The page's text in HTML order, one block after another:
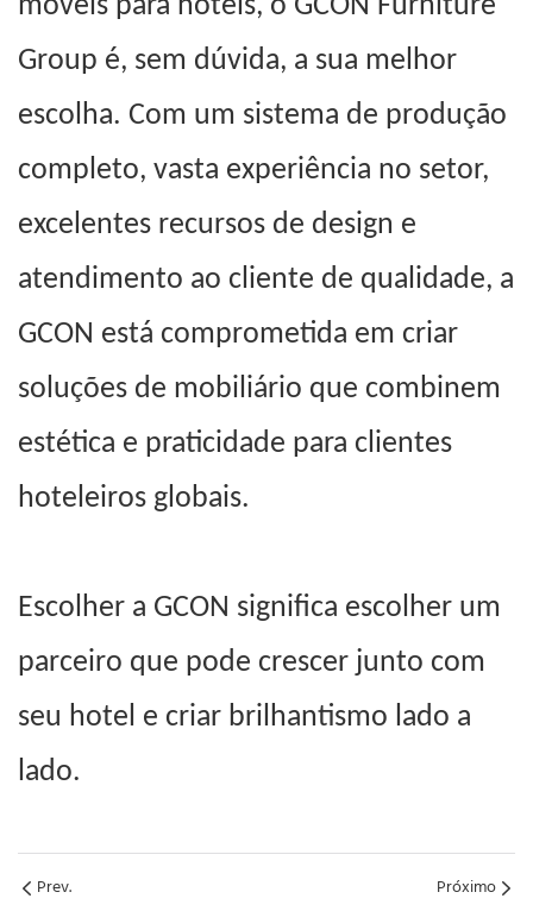
Group é, sem dúvida, a sua melhor
escolha. Com um sistema de produção
completo, vasta experiência no setor,
excelentes recursos de design e
atendimento ao cliente de qualidade, a
GCON está comprometida em criar
soluções de mobiliário que combinem
estética e praticidade para clientes
hoteleiros globais.
Escolher a GCON significa escolher um
parceiro que pode crescer junto com
seu hotel e criar brilhantismo lado a
lado.
Prev. Próximo